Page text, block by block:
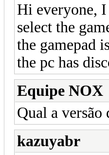
Hi everyone,
select the
the gamepad
the pc has
Equipe NOX
Qual a
kazuyabr